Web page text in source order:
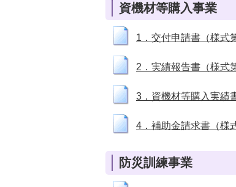
資機材等購入事業
1．交付申請書（様式
2．実績報告書（様式
3．資機材等購入実績
4．補助金請求書（様
防災訓練事業